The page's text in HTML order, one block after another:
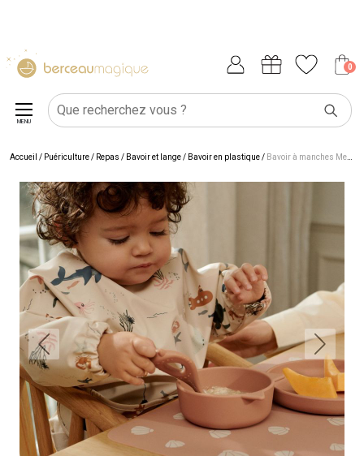
0
MENU
Accueil / Puériculture/ Repas / Bavoir et lange/ Bavoir en plastique/ Bavoir à manches Merle Sea Creature